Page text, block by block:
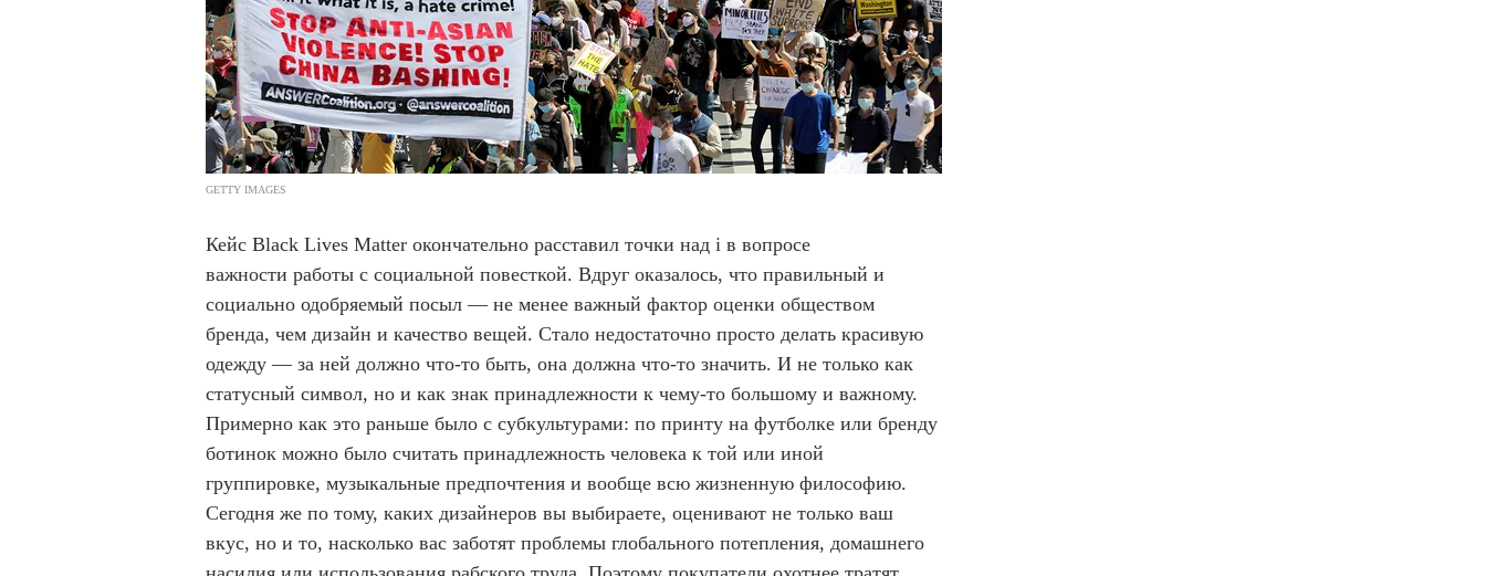
GETTY IMAGES
Кейс Black Lives Matter окончательно расставил точки над i в вопросе
важности работы с социальной повесткой. Вдруг оказалось, что правильный и
социально одобряемый посыл — не менее важный фактор оценки обществом
бренда, чем дизайн и качество вещей. Стало недостаточно просто делать красивую
одежду — за ней должно что-то быть, она должна что-то значить. И не только как
статусный символ, но и как знак принадлежности к чему-то большому и важному.
Примерно как это раньше было с субкультурами: по принту на футболке или бренду
ботинок можно было считать принадлежность человека к той или иной
группировке, музыкальные предпочтения и вообще всю жизненную философию.
Сегодня же по тому, каких дизайнеров вы выбираете, оценивают не только ваш
вкус, но и то, насколько вас заботят проблемы глобального потепления, домашнего